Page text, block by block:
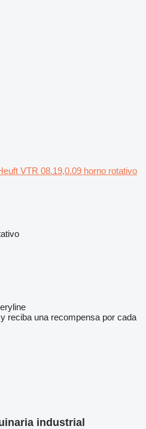
VTR 08.19,0.09 horno rotativo
reciba una recompensa por cada
industrial